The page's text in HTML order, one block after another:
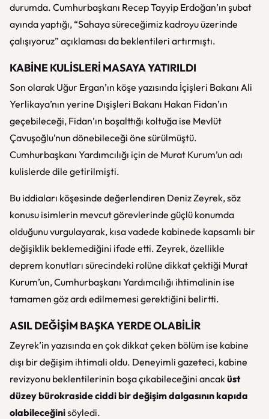
durumda. Cumhurbaşkanı Recep Tayyip Erdoğan’ın şubat
ayında yaptığı, “Sahaya süreceğimiz kadroyu üzerinde
çalışıyoruz” açıklaması da beklentileri artırmıştı.
KABİNE KULİSLERİ MASAYA YATIRILDI
Son olarak Uğur Ergan’ın köşe yazısında İçişleri Bakanı Ali
Yerlikaya’nın yerine Dışişleri Bakanı Hakan Fidan’ın
geçebileceği, Fidan’ın boşalttığı koltuğa ise Mevlüt
Çavuşoğlu’nun dönebileceği öne sürülmüştü.
Cumhurbaşkanı Yardımcılığı için de Murat Kurum’un adı
kulislerde dile getirilmişti.
Bu iddiaları köşesinde değerlendiren Deniz Zeyrek, söz
konusu isimlerin mevcut görevlerinde güçlü konumda
olduğunu vurgulayarak, kısa vadede kabinede kapsamlı bir
değişiklik beklemediğini ifade etti. Zeyrek, özellikle
deprem konutları sürecindeki rolüne dikkat çektiği Murat
Kurum’un, Cumhurbaşkanı Yardımcılığı ihtimalinin ise
tamamen göz ardı edilmemesi gerektiğini belirtti.
ASIL DEĞİŞİM BAŞKA YERDE OLABİLİR
Zeyrek’in yazısında en çok dikkat çeken bölüm ise kabine
dışı bir değişim ihtimali oldu. Deneyimli gazeteci, kabine
revizyonu beklentilerinin boşa çıkabileceğini ancaküst
düzey bürokraside ciddi bir değişim dalgasının kapıda
olabileceğinisöyledi.